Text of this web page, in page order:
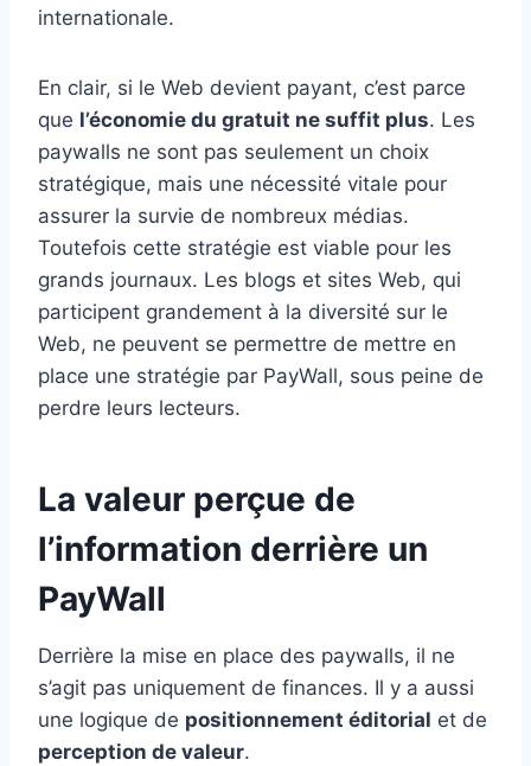
internationale.
En clair, si le Web devient payant, c’est parce
que l’économie du gratuit ne suffit plus. Les
paywalls ne sont pas seulement un choix
stratégique, mais une nécessité vitale pour
assurer la survie de nombreux médias.
Toutefois cette stratégie est viable pour les
grands journaux. Les blogs et sites Web, qui
participent grandement à la diversité sur le
Web, ne peuvent se permettre de mettre en
place une stratégie par PayWall, sous peine de
perdre leurs lecteurs.
La valeur perçue de
l’information derrière un
PayWall
Derrière la mise en place des paywalls, il ne
s’agit pas uniquement de finances. Il y a aussi
une logique de positionnement éditorial et de
perception de valeur.